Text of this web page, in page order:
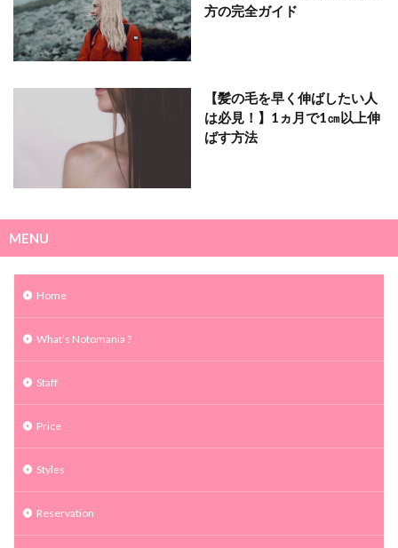
方の完全ガイド
【髪の毛を早く伸ばしたい人
は必見！】1ヵ月で1㎝以上伸
ばす方法
MENU
Home
What’s Notomania ?
Staff
Price
Styles
Reservation